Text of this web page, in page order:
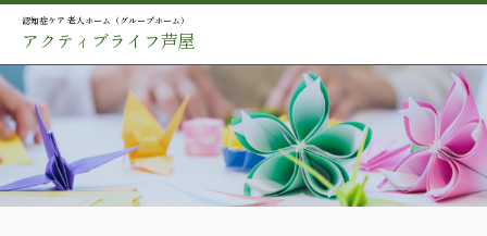
認知症ケア 老人ホーム（グループホーム）
アクティブライフ芦屋